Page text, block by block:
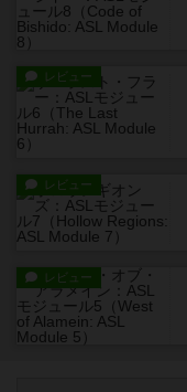
レビュー
レビュー
レビュー